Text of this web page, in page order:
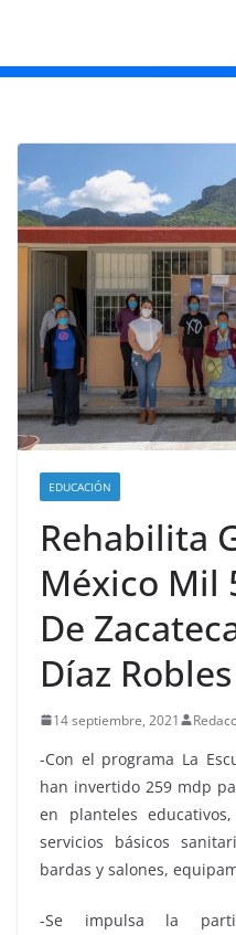
EDUCACIÓN
Rehabilita
México Mil
De
Díaz Robles
14 septiembre, 2021
-Con el programa La
han invertido 259 mdp
en planteles
servicios básicos
bardas y salones,
-Se impulsa la